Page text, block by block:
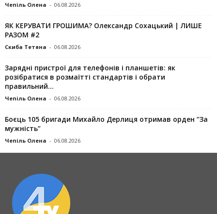
Чепіль Олена - 06.08.2026
ЯК КЕРУВАТИ ГРОШИМА? Олександр Сохацький | ЛИШЕ
РАЗОМ #2
Скиба Тетяна - 06.08.2026
Зарядні пристрої для телефонів і планшетів: як
розібратися в розмаїтті стандартів і обрати
правильний...
Чепіль Олена - 06.08.2026
Боєць 105 бригади Михайло Дерлиця отримав орден “За
мужність”
Чепіль Олена - 06.08.2026